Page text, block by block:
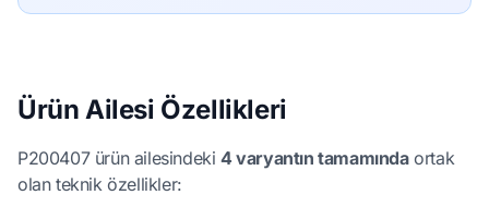
Ürün Ailesi Özellikleri
P200407 ürün ailesindeki 4 varyantın tamamındaortak
olan teknik özellikler: